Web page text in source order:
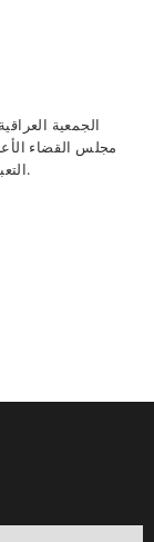
الجمعية
مجلس القضاء
التعبير وفق الأطر الدستورية والقانونية.